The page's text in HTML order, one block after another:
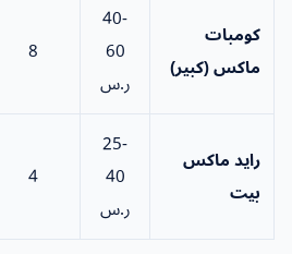
كومبات
ماكس (كبير)
40-
60
ر.س
8
رايد ماكس
بيت
25-
40
ر.س
4